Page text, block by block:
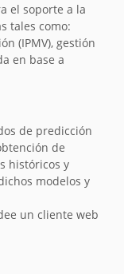
el soporte a la
tales como:
(IPMV), gestión
en base a
de predicción
de
históricos y
modelos y
un cliente web